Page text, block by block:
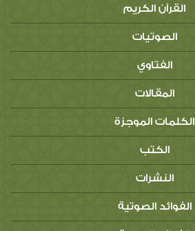
القرآن الكريم
الصوتيات
الفتاوي
المقالات
الكلمات الموجزة
الكتب
النشرات
الفوائد الصوتية